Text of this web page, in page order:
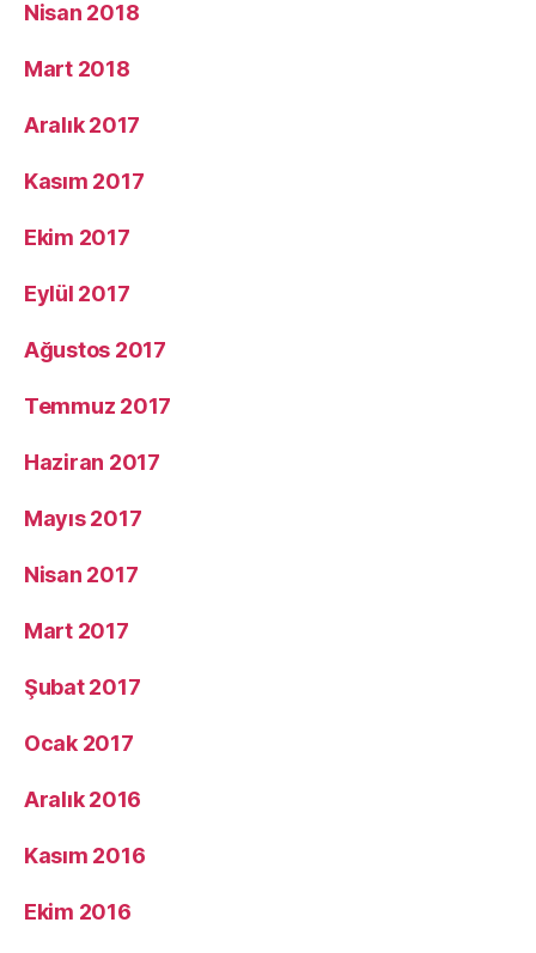
Nisan 2018
Mart 2018
Aralık 2017
Kasım 2017
Ekim 2017
Eylül 2017
Ağustos 2017
Temmuz 2017
Haziran 2017
Mayıs 2017
Nisan 2017
Mart 2017
Şubat 2017
Ocak 2017
Aralık 2016
Kasım 2016
Ekim 2016